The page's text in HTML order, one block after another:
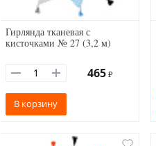
Гирлянда тканевая с
кисточками № 27 (3,2 м)
465 ₽
В корзину